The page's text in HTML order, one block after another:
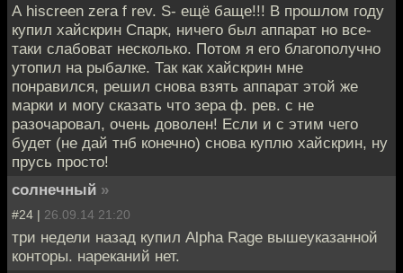
А hiscreen zera f rev. S- ещё баще!!! В прошлом году
купил хайскрин Спарк, ничего был аппарат но все-
таки слабоват несколько. Потом я его благополучно
утопил на рыбалке. Так как хайскрин мне
понравился, решил снова взять аппарат этой же
марки и могу сказать что зера ф. рев. с не
разочаровал, очень доволен! Если и с этим чего
будет (не дай тнб конечно) снова куплю хайскрин, ну
прусь просто!
солнечный »
#24 | 26.09.14 21:20
три недели назад купил Alpha Rage вышеуказанной
конторы. нареканий нет.